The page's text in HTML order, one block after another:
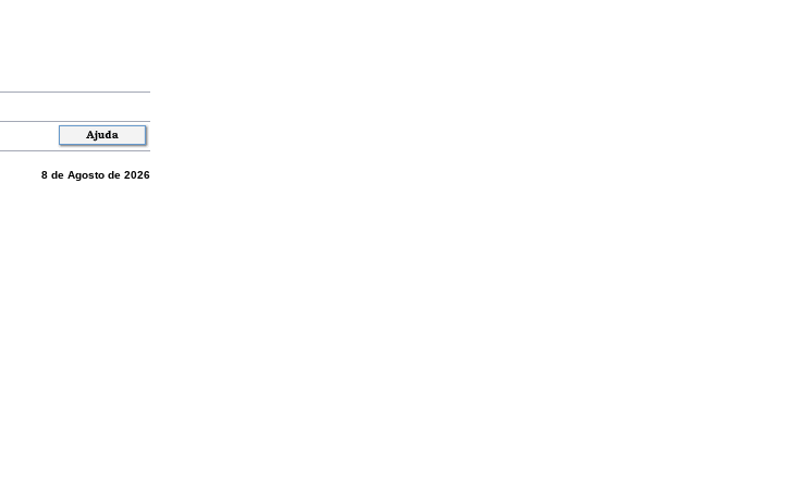
8 de Agosto de 2026